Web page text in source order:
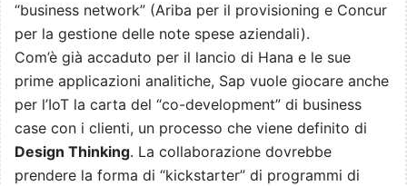
“business network” (Ariba per il provisioning e Concur
per la gestione delle note spese aziendali).
Com’è già accaduto per il lancio di Hana e le sue
prime applicazioni analitiche, Sap vuole giocare anche
per l’IoT la carta del “co-development” di business
case con i clienti, un processo che viene definito di
Design Thinking. La collaborazione dovrebbe
prendere la forma di “kickstarter” di programmi di